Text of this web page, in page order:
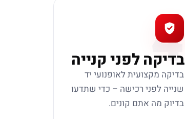
4
בדיקה לפני קנייה
בדיקה מקצועית לאופנועי יד
שנייה לפני רכישה – כדי שתדעו
בדיוק מה אתם קונים.